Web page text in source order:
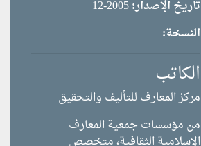
تاريخ الإصدار:2005-12
النسخة:
الكاتب
مركز المعارف للتأليف والتحقيق
من مؤسسات جمعية المعارف
الإسلامية الثقافية، متخصص